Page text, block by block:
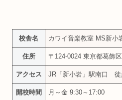
校舎名 カワイ音楽教室 MS新小
住所 〒124-0024 東京都葛飾
アクセス JR「新小岩」駅南口 徒
開校時間 月～金 9:30～17:00